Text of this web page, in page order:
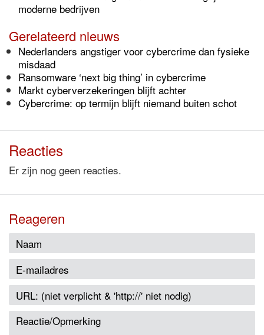
moderne bedrijven
Gerelateerd nieuws
Nederlanders angstiger voor cybercrime dan fysieke
misdaad
Ransomware ‘next big thing’ in cybercrime
Markt cyberverzekeringen blijft achter
Cybercrime: op termijn blijft niemand buiten schot
Reacties
Er zijn nog geen reacties.
Reageren